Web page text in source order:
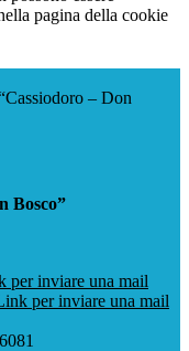
pagina della cookie
– Don
Bosco”
per inviare una mail
per inviare una mail